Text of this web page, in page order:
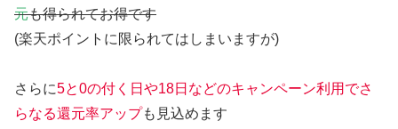
元も得られてお得です
(楽天ポイントに限られてはしまいますが)
さらに5と0の付く日や18日などのキャンペーン利用でさ
らなる還元率アップも見込めます